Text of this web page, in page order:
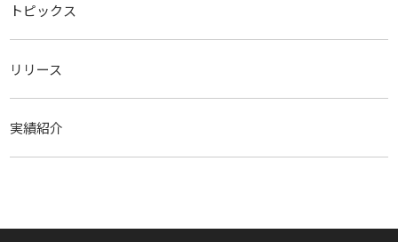
トピックス
リリース
実績紹介